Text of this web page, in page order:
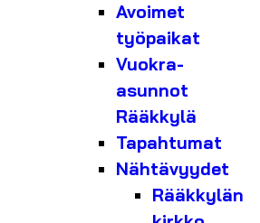
Avoimet
työpaikat
Vuokra-
asunnot
Rääkkylä
Tapahtumat
Nähtävyydet
Rääkkylän